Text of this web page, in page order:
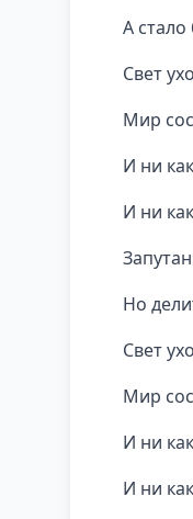
А
Свет
Мир
И ни
И ни
Но
Свет
Мир
И ни
И ни